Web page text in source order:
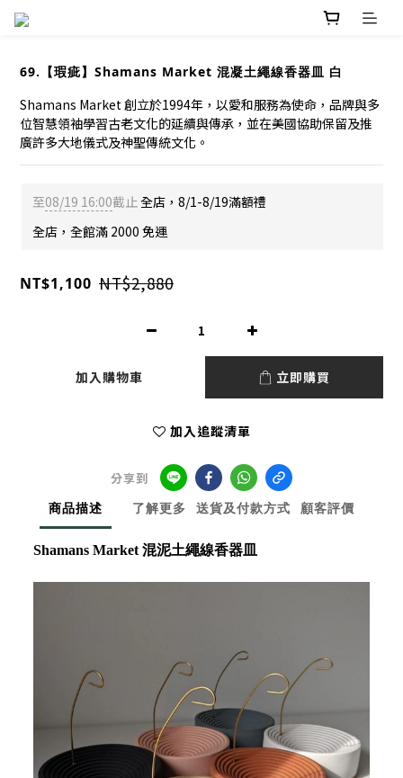
69.【瑕疵】Shamans Market 混凝土繩線香器皿 白
Shamans Market 創立於1994年，以愛和服務為使命，品牌與多
位智慧領袖學習古老文化的延續與傳承，並在美國協助保留及推
廣許多大地儀式及神聖傳統文化。
至08/19 16:00截止全店，8/1-8/19滿額禮
全店，全館滿 2000 免運
NT$1,100 NT$2,880
加入購物車 立即購買
加入追蹤清單
分享到
商品描述
了解更多 送貨及付款方式 顧客評價
Shamans Market 混泥土繩線香器皿